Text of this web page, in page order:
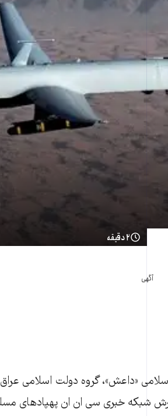
۲ دقیقه
آگهی
اسلامی «داعش»، گروه دولت اسلامی
شبکه خبری سی‌ ان ان پهپادهای مسلح